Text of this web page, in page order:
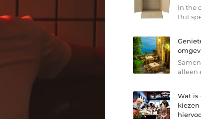
In the
But
alleen
Wat is